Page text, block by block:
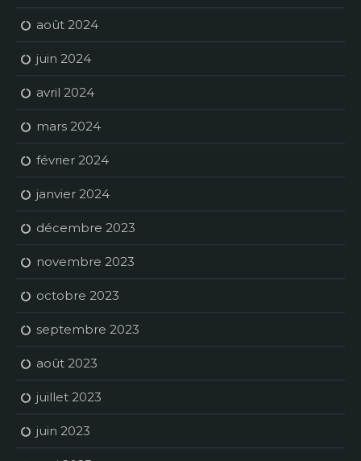
août 2024
juin 2024
avril 2024
mars 2024
février 2024
janvier 2024
décembre 2023
novembre 2023
octobre 2023
septembre 2023
août 2023
juillet 2023
juin 2023